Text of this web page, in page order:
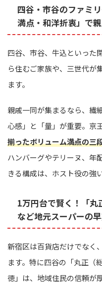
四谷・市谷のファミ
満点・和洋折衷」で
四谷、市谷、牛込といった
ら住むご家族や、三世代が
ます。
親戚一同が集まるなら、繊
心感」と「量」が重要。京
揃ったボリューム満点の三
ハンバーグやテリーヌ、年
きる構成は、ホスト役の強
1万円台で賢く！「丸
など地元スーパーの
新宿区は百貨店だけでなく
ます。特に四谷の「丸正（
徳」は、地域住民の信頼が